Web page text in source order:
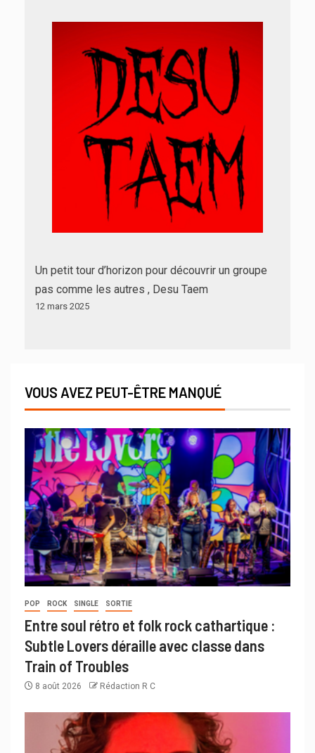
Un petit tour d’horizon pour découvrir un groupe
pas comme les autres , Desu Taem
12 mars 2025
VOUS AVEZ PEUT-ÊTRE MANQUÉ
POP ROCK SINGLE SORTIE
Entre soul rétro et folk rock cathartique :
Subtle Lovers déraille avec classe dans
Train of Troubles
8 août 2026 Rédaction R C